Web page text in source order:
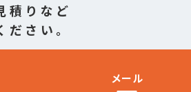
積りなど
さい。
メール